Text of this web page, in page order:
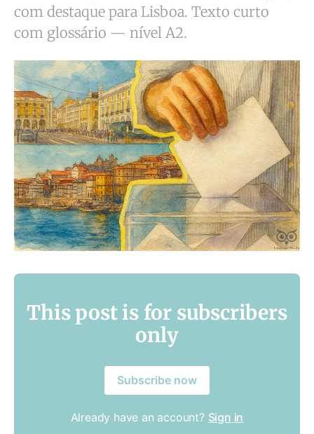
com destaque para Lisboa. Texto curto
com glossário — nível A2.
This post is for subscribers
only
Subscribe now
Already have an account? Sign in